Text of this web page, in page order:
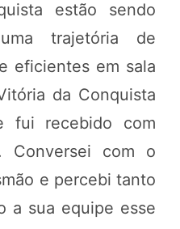
estão sendo
trajetória de
eficientes em sala
da Conquista
fui recebido com
Conversei com o
e percebi tanto
a sua equipe esse